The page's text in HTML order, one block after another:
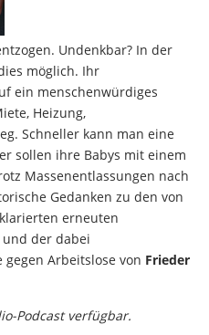
Undenkbar? In der
möglich. Ihr
ein menschenwürdiges
Heizung,
Schneller kann man eine
sollen ihre Babys mit einem
Massenentlassungen nach
Gedanken zu den von
erneuten
und der dabei
Arbeitslose von Frieder
Podcast verfügbar.